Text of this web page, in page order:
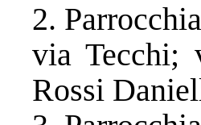
​2.
​via Tecchi;
Rossi